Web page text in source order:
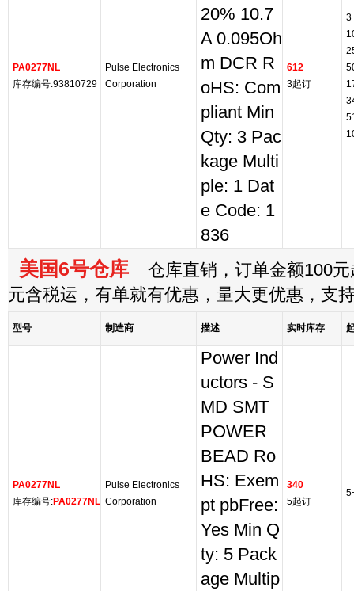
PA0277NL
库存编号:93810729
Pulse Electronics
Corporation
20% 10.7
A 0.095Oh
m DCR R
oHS: Com
pliant Min
Qty: 3 Pac
kage Multi
ple: 1 Dat
e Code: 1
836
612
3起订
美国6号仓库 仓库直销，订单金额100元
元含税运，有单就有优惠，量大更优惠，支
型号 制造商 描述 实时库存
PA0277NL
库存编号:PA0277NL
Pulse Electronics
Corporation
Power Ind
uctors - S
MD SMT
POWER
BEAD Ro
HS: Exem
pt pbFree:
Yes Min Q
ty: 5 Pack
age Multip
340
5起订